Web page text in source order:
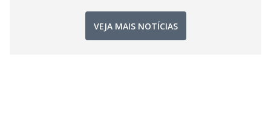
VEJA MAIS NOTÍCIAS